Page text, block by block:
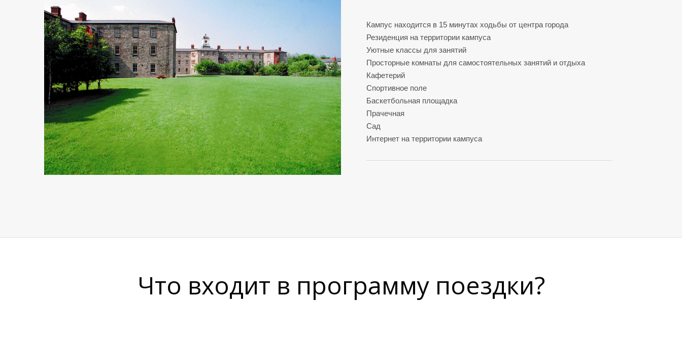
Кампус находится в 15 минутах ходьбы от центра города
Резиденция на территории кампуса
Уютные классы для занятий
Просторные комнаты для самостоятельных занятий и отдыха
Кафетерий
Спортивное поле
Баскетбольная площадка
Прачечная
Сад
Интернет на территории кампуса
Что входит в программу поездки?